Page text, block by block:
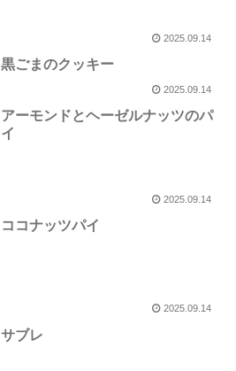
2025.09.14
黒ごまのクッキー
2025.09.14
アーモンドとヘーゼルナッツのパ
イ
2025.09.14
ココナッツパイ
2025.09.14
サブレ